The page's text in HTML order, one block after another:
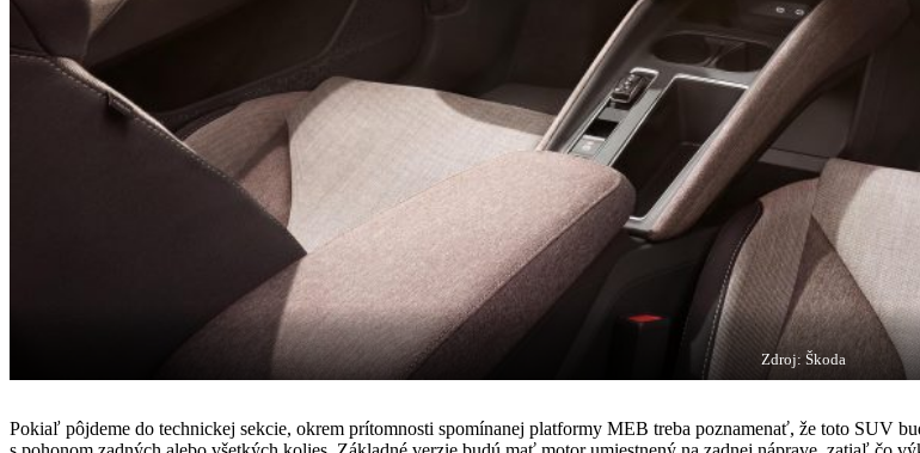
Zdroj: Škoda
Pokiaľ pôjdeme do technickej sekcie, okrem prítomnosti spomínanej platformy MEB treba poznamenať, že toto SUV